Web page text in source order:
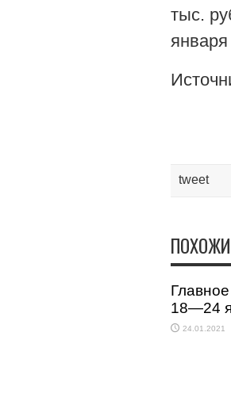
тыс.
января
tweet
18—24
24.01.2021